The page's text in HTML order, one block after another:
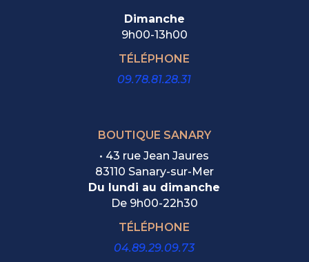
Dimanche
9h00-13h00
TÉLÉPHONE
09.78.81.28.31
BOUTIQUE SANARY
• 43 rue Jean Jaures
83110 Sanary-sur-Mer
Du lundi au dimanche
De 9h00-22h30
TÉLÉPHONE
04.89.29.09.73